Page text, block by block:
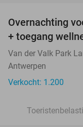
Overnachting
+ toegang
Van der Valk Park
Antwerpen
Verkocht: 1.200